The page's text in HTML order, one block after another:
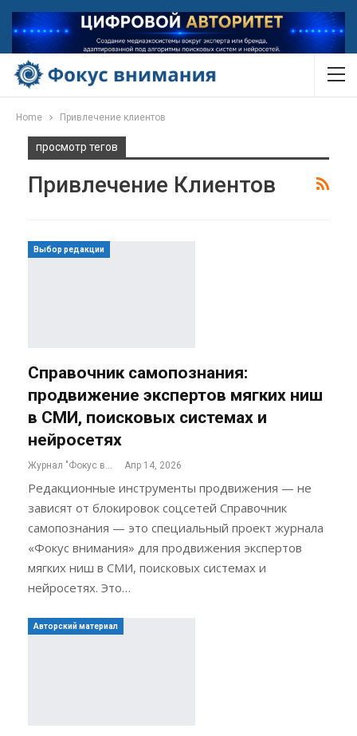
Home Привлечение клиентов
просмотр тегов
Привлечение Клиентов
Выбор редакции
Справочник самопознания:
продвижение экспертов мягких ниш
в СМИ, поисковых системах и
нейросетях
Журнал "Фокус внимания" Апр 14, 2026
Редакционные инструменты продвижения — не
зависят от блокировок соцсетей Справочник
самопознания — это специальный проект журнала
«Фокус внимания» для продвижения экспертов
мягких ниш в СМИ, поисковых системах и
нейросетях. Это…
Авторский материал